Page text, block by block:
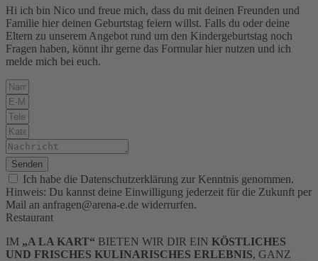
Hi ich bin Nico und freue mich, dass du mit deinen Freunden und
Familie hier deinen Geburtstag feiern willst. Falls du oder deine
Eltern zu unserem Angebot rund um den Kindergeburtstag noch
Fragen haben, könnt ihr gerne das Formular hier nutzen und ich
melde mich bei euch.
Senden
Ich habe die Datenschutzerklärung zur Kenntnis genommen.
Hinweis: Du kannst deine Einwilligung jederzeit für die Zukunft per
Mail an anfragen@arena-e.de widerrurfen.
Restaurant
IM „A LA KART“ BIETEN WIR DIR EIN KÖSTLICHES
UND FRISCHES KULINARISCHES ERLEBNIS, GANZ